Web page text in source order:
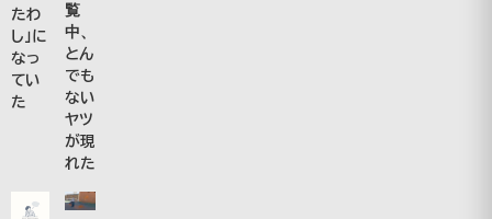
たわ
し」に
なっ
てい
た
覧
中、
とん
でも
ない
ヤツ
が現
れた